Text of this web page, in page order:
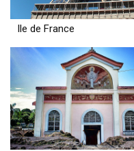
Ile de France